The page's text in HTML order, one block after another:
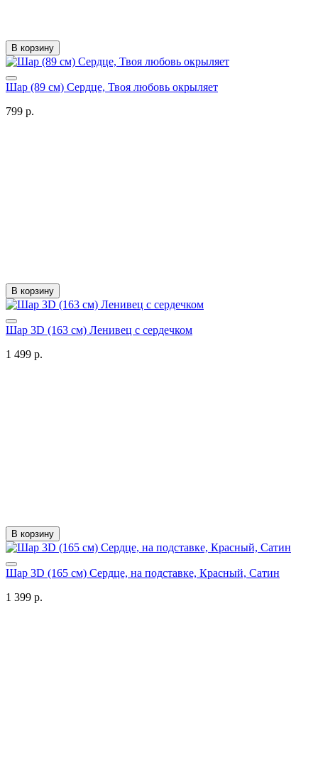
В корзину
Шар (89 см) Сердце, Твоя любовь окрыляет
799 р.
В корзину
Шар 3D (163 см) Ленивец с сердечком
1 499 р.
В корзину
Шар 3D (165 см) Сердце, на подставке, Красный, Сатин
1 399 р.